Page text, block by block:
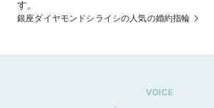
銀座ダイヤモンドシライシの人気の婚約指輪
VOICE